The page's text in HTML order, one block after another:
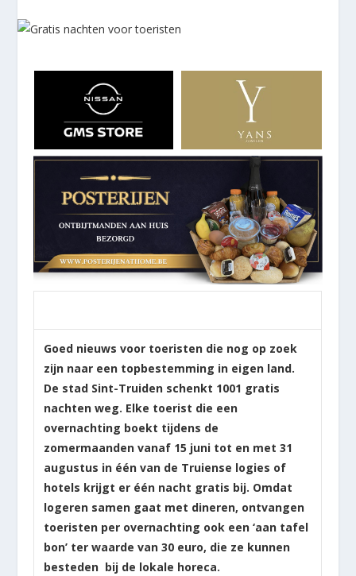
Goed nieuws voor toeristen die nog op zoek
zijn naar een topbestemming in eigen land.
De stad Sint-Truiden schenkt 1001 gratis
nachten weg. Elke toerist die een
overnachting boekt tijdens de
zomermaanden vanaf 15 juni tot en met 31
augustus in één van de Truiense logies of
hotels krijgt er één nacht gratis bij. Omdat
logeren samen gaat met dineren, ontvangen
toeristen per overnachting ook een ‘aan tafel
bon’ ter waarde van 30 euro, die ze kunnen
besteden bij de lokale horeca.